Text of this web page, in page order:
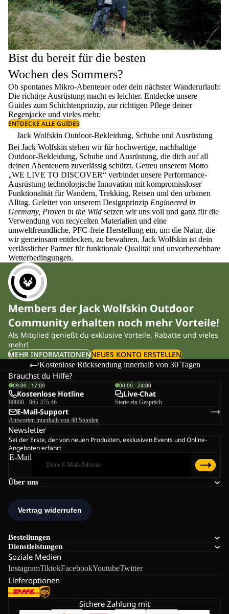
Bist du bereit für die besten
Wochen des Sommers?
Ob spontanes Mikro-Abenteuer oder dein nächster Wanderurlaub:
Die richtige Ausrüstung macht es leichter. Entdecke unsere
Guides zum Schichtenprinzip, zur richtigen Pflege deiner
Regenjacke und vieles mehr.
ENTDECKE ALLE GUIDES
Jack Wolfskin Outdoor-Bekleidung, Schuhe und Ausrüstung
Bei Jack Wolfskin stehen wir für hochwertige, nachhaltige
Outdoor-Bekleidung, Schuhe und Ausrüstung, die dich auf all
deinen Abenteuern zuverlässig schützt. Getreu unserem Motto
„WE LIVE TO DISCOVER“ verbindet unsere Performance-
Ausrüstung technologische Innovation mit kompromissloser
Funktionalität für Wandern, Trekking, Reisen und den urbanen
Alltag. Geleitet von unserem Designprinzip Engineered in
Germany, Proven in the Wild setzen wir uns voll und ganz für die
Verwendung von recycelten Materialien und eine
umweltfreundliche, PFC-freie Herstellung ein, um die Natur, die
wir gemeinsam entdecken, zu bewahren. Jack Wolfskin ist dein
verlässlicher Partner für funktionale Qualität und unvorhersehbare
Wetterbedingungen.
Members der Jack Wolfskin Outdoor
Community erhalten noch mehr Vorteile!
Als Mitglied genießt du exklusive Vorteile, Rabatte und vieles
mehr!
MEHR INFORMATIONENNEUES KONTO ERSTELLEN
Kostenlose Rücksendung innerhalb von 30 Tagen
Über uns
Bestellungen
Dienstleistungen
Soziale Medien
InstagramTiktokFacebookYoutubeTwitter
Lieferoptionen
Brauchst du Hilfe?
09:00 - 17:00
Kostenlose Hotline
00800 - 965 375 46
00:00 - 24:00
Live-Chat
Starte ein Gespräch
E-Mail-Support
Antworten innerhalb von 48 Stunden
Newsletter
Sei der Erste, der von neuen Produkten, exklusiven Events und Online-
Angeboten erfährt
E-Mail
Sichere Zahlung mit